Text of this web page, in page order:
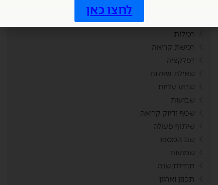
רכילות
רכישת קריאה
רפלקציה
שאילת שאלות
שבוע עליות
שבועות
שטף ודיוק קריאה
שיתוף פעולה
שם המספר
שמועות
תחילת שנה
תכנון וארגון
לחצו כאן